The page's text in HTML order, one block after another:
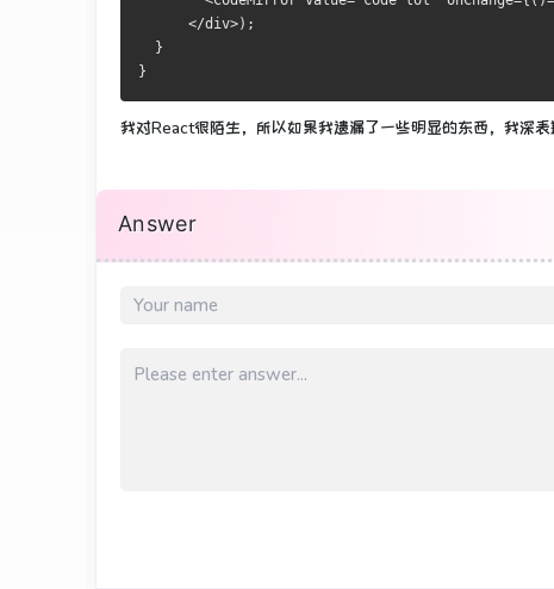
</div>);
}
}
我对React很陌生，所以如果我遗漏了一些明显的东西，我深表
Answer